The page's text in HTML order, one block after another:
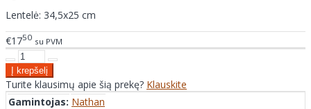
Lentelė: 34,5x25 cm
€1750 su PVM
Turite klausimų apie šią prekę? Klauskite
Gamintojas: Nathan